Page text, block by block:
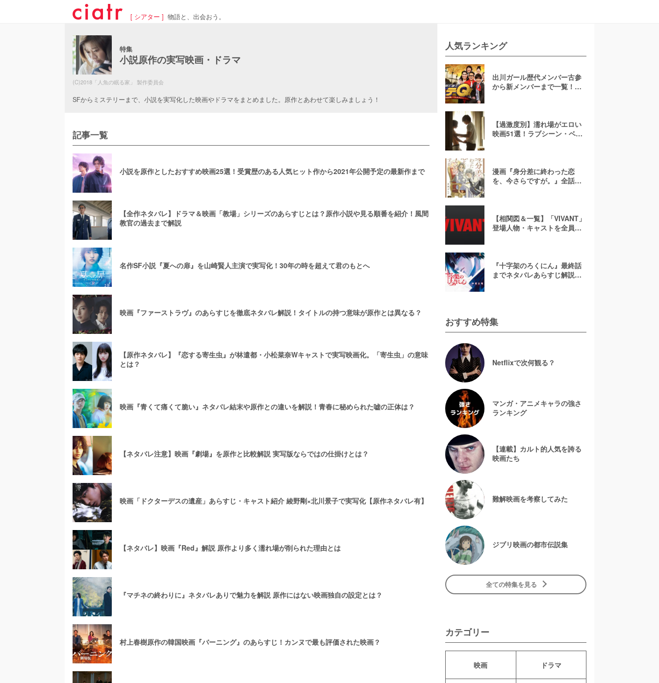
[ シアター ] 物語と、出会おう。
特集
小説原作の実写映画・ドラマ
(C)2018「人魚の眠る家」 製作委員会
SFからミステリーまで、小説を実写化した映画やドラマをまとめました。原作とあわせて楽しみましょう！
記事一覧
小説を原作としたおすすめ映画25選！受賞歴のある人気ヒット作から2021年公開予定の最新作まで
【全作ネタバレ】ドラマ＆映画「教場」シリーズのあらすじとは？原作小説や見る順番を紹介！風間
教官の過去まで解説
名作SF小説『夏への扉』を山崎賢人主演で実写化！30年の時を超えて君のもとへ
映画『ファーストラヴ』のあらすじを徹底ネタバレ解説！タイトルの持つ意味が原作とは異なる？
【原作ネタバレ】『恋する寄生虫』が林遣都・小松菜奈Wキャストで実写映画化。「寄生虫」の意味
とは？
映画『青くて痛くて脆い』ネタバレ結末や原作との違いを解説！青春に秘められた嘘の正体は？
【ネタバレ注意】映画『劇場』を原作と比較解説 実写版ならではの仕掛けとは？
映画「ドクターデスの遺産」あらすじ・キャスト紹介 綾野剛×北川景子で実写化【原作ネタバレ有】
【ネタバレ】映画『Red』解説 原作より多く濡れ場が削られた理由とは
『マチネの終わりに』ネタバレありで魅力を解説 原作にはない映画独自の設定とは？
村上春樹原作の韓国映画『バーニング』のあらすじ！カンヌで最も評価された映画？
人気ランキング
出川ガール歴代メンバー古参
から新メンバーまで一覧！現
【過激度別】濡れ場がエロい
映画51選！ラブシーン・ベッ
漫画『身分差に終わった恋
を、今さらですが。』全話ネ
【相関図＆一覧】「VIVANT」
登場人物・キャストを全員総
『十字架のろくにん』最終話
までネタバレあらすじ解説！
おすすめ特集
Netflixで次何観る？
マンガ・アニメキャラの強さ
ランキング
【連載】カルト的人気を誇る
映画たち
難解映画を考察してみた
ジブリ映画の都市伝説集
全ての特集を見る
カテゴリー
映画 ドラマ